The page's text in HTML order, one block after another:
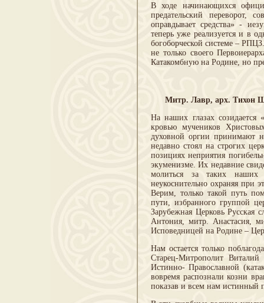
В ходе начинающихся
предательский
оправдывает средства» -
теперь уже реализуется и в
богоборческой системе –
не только своего
Катакомбную на Родине, но
Митр. Лавр, арх. Тихон
На наших глазах
кровью мучеников
духовной оргии принимают
недавно стоял на строгих
позициях неприятия
экуменизме. Их недавние
молиться за таких наших
неукоснительно охраняя при
Верим, только такой путь
пути, избранного группой
Зарубежная Церковь Русская
Антония, митр. Анастасия,
Исповедницей на Родине –
Нам остается только
Старец-Митрополит
Истинно- Православной
вовремя распознали козни
показав и всем нам истинный